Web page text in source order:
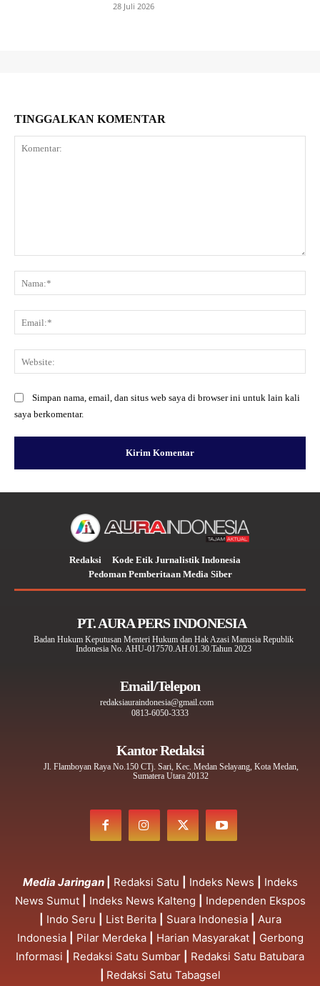
28 Juli 2026
TINGGALKAN KOMENTAR
Simpan nama, email, dan situs web saya di browser ini untuk lain kali
saya berkomentar.
Redaksi
Kode Etik Jurnalistik Indonesia
Pedoman Pemberitaan Media Siber
PT. AURA PERS INDONESIA
Badan Hukum Keputusan Menteri Hukum dan Hak Azasi Manusia Republik
Indonesia No. AHU-017570.AH.01.30.Tahun 2023
Email/Telepon
redaksiauraindonesia@gmail.com
0813-6050-3333
Kantor Redaksi
Jl. Flamboyan Raya No.150 CTj. Sari, Kec. Medan Selayang, Kota Medan,
Sumatera Utara 20132
Media Jaringan Redaksi Satu Indeks News
Indeks
News Sumut
Indeks News Kalteng
Independen Ekspos
Indo Seru List Berita Suara Indonesia
Aura
Indonesia
Pilar Merdeka Harian Masyarakat
Gerbong
Informasi
Redaksi Satu Sumbar
Redaksi Satu Batubara
Redaksi Satu Tabagsel